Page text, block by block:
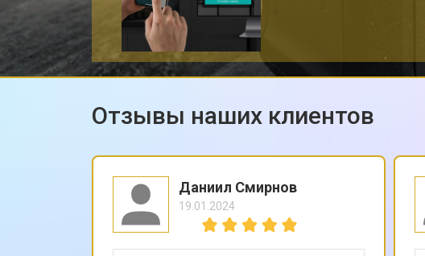
Отзывы наших клиентов
Даниил Смирнов
19.01.2024